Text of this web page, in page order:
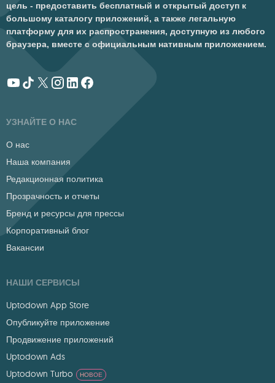
цель - предоставить бесплатный и открытый доступ к
большому каталогу приложений, а также легальную
платформу для их распространения, доступную из любого
браузера, вместе с официальным нативным приложением.
УЗНАЙТЕ О НАС
О нас
Наша компания
Редакционная политика
Прозрачность и отчеты
Бренд и ресурсы для прессы
Корпоративный блог
Вакансии
НАШИ СЕРВИСЫ
Uptodown App Store
Опубликуйте приложение
Продвижение приложений
Uptodown Ads
Uptodown Turbo
НОВОЕ